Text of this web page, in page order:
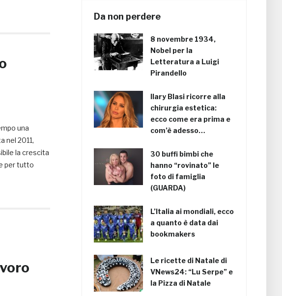
una
nel 2011,
la crescita
per tutto
Da non perdere
8 novembre 1934,
Nobel per la
Letteratura a Luigi
Pirandello
Ilary Blasi ricorre alla
chirurgia estetica:
ecco come era prima e
com’è adesso…
30 buffi bimbi che
hanno “rovinato” le
foto di famiglia
(GUARDA)
L’Italia ai mondiali, ecco
a quanto è data dai
bookmakers
Le ricette di Natale di
VNews24: “Lu Serpe” e
la Pizza di Natale